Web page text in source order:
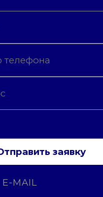
заявку
E-MAIL